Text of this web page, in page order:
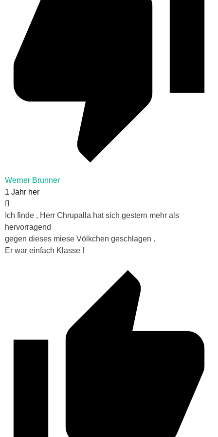
Werner Brunner
1 Jahr her
Ich finde , Herr Chrupalla hat sich gestern mehr als
hervorragend
gegen dieses miese Völkchen geschlagen .
Er war einfach Klasse !